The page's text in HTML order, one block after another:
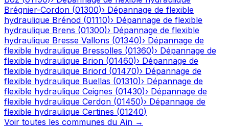
Brégnier-Cordon (01300)› Dépannage de flexible
hydraulique Brénod (01110)› Dépannage de flexible
hydraulique Brens (01300)› Dépannage de flexible
hydraulique Bresse Vallons (01340)› Dépannage de
flexible hydraulique Bressolles (01360)› Dépannage de
flexible hydraulique Brion (01460)› Dépannage de
flexible hydraulique Briord (01470)› Dépannage de
flexible hydraulique Buellas (01310)› Dépannage de
flexible hydraulique Ceignes (01430)› Dépannage de
flexible hydraulique Cerdon (01450)› Dépannage de
flexible hydraulique Certines (01240)
Voir toutes les communes du Ain →